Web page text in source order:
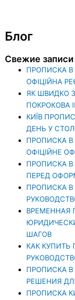
Блог
Свежие записи
ПРОПИСКА В
ОФІЦІЙНА
ЯК ШВИДКО
ПОКРОКОВА
КИЇВ
ДЕНЬ У
ПРОПИСКА В
ОФІЦІЙНЕ
ПРОПИСКА В
ПЕРЕД
ПРОПИСКА
ВРЕМЕННАЯ
ШАГОВ
КАК КУПИТЬ
ПРОПИСКА
РЕШЕНИЯ
ПРОПИСКА